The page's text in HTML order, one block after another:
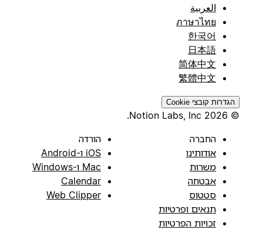
العربية
ภาษาไทย
한국어
日本語
简体中文
繁體中文
הגדרות קובצי Cookie
© 2026 Notion Labs, Inc.
החברה
אודותינו
משרות
אבטחה
סטטוס
תנאים ופרטיות
זכויות הפרטיות
הורדה
iOS ו-Android
Mac ו-Windows
Calendar
Web Clipper